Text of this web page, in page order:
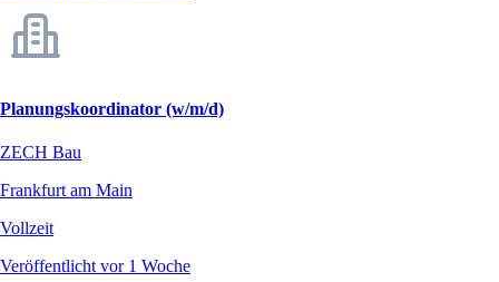
Planungskoordinator (w/m/d)
ZECH Bau
Frankfurt am Main
Vollzeit
Veröffentlicht vor 1 Woche